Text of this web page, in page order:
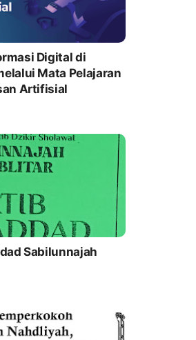
Digital di
Mata Pelajaran
Artifisial
Sabilunnajah